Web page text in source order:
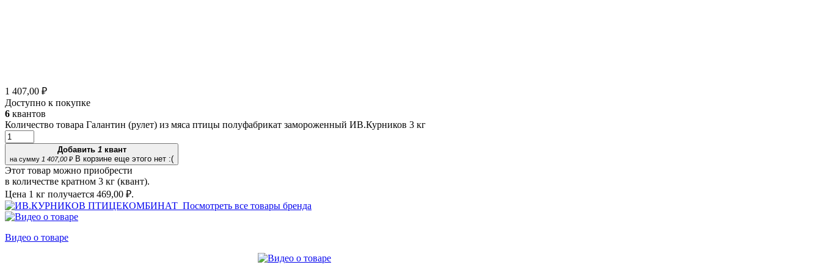
1 407,00 ₽
Доступно к покупке
6 квантов
Количество товара Галантин (рулет) из мяса птицы полуфабрикат замороженный ИВ.Курников 3 кг
Добавить 1квант
на сумму 1 407,00 ₽ В корзине еще этого нет :(
Этот товар можно приобрести
в количестве кратном 3 кг (квант).
Цена 1 кг получается 469,00 ₽.
Посмотреть все товары бренда
Видео о товаре